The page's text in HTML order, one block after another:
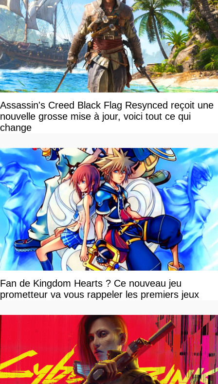
Assassin's Creed Black Flag Resynced reçoit une
nouvelle grosse mise à jour, voici tout ce qui
change
Fan de Kingdom Hearts ? Ce nouveau jeu
prometteur va vous rappeler les premiers jeux